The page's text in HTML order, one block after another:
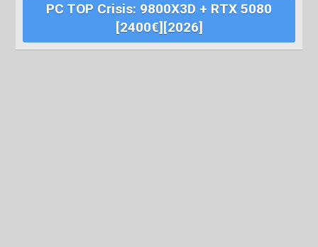
PC TOP Crisis: 9800X3D + RTX 5080
[2400€][2026]